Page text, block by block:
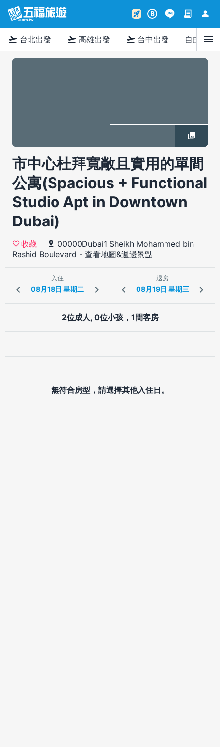
rocket_launch B contract person
flight_takeoff 台北出發 flight_takeoff 高雄出發 flight_takeoff 台中出發 自由行menu
市中心杜拜寬敞且實用的單間
公寓(Spacious + Functional
Studio Apt in Downtown
Dubai)
收藏
00000Dubai1 Sheikh Mohammed bin
Rashid Boulevard - 查看地圖&週邊景點
入住 退房
2位成人, 0位小孩，1間客房
無符合房型，請選擇其他入住日。